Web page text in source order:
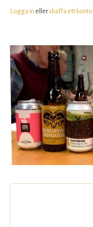
Logga in ellerskaffa ett konto